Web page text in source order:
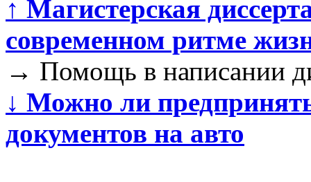
↑ Магистерская
современном ритме
→ Помощь в написании
↓ Можно ли
документов на авто